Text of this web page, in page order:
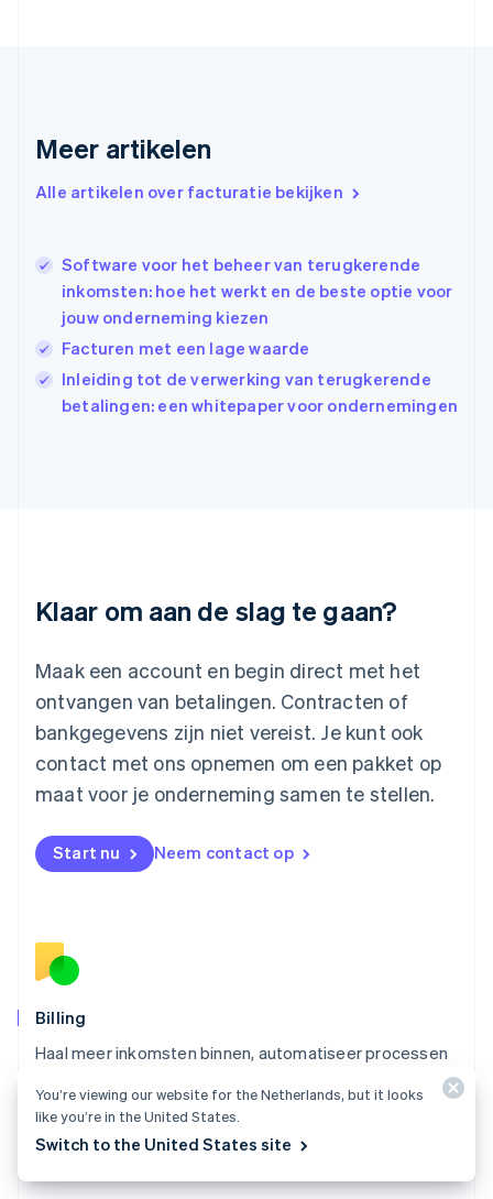
Meer artikelen
Alle artikelen over facturatie bekijken
Software voor het beheer van terugkerende
inkomsten: hoe het werkt en de beste optie voor
jouw onderneming kiezen
Facturen met een lage waarde
Inleiding tot de verwerking van terugkerende
betalingen: een whitepaper voor ondernemingen
Klaar om aan de slag te gaan?
Maak een account en begin direct met het
ontvangen van betalingen. Contracten of
bankgegevens zijn niet vereist. Je kunt ook
contact met ons opnemen om een pakket op
maat voor je onderneming samen te stellen.
Start nu Neem contact op
Billing
Haal meer inkomsten binnen, automatiseer processen
voor inkomstenbeheer en ontvang betalingen van over
de hele wereld.
Alles over Billing
Hongarije
Hongkong SAR, China
English
English
Italië
ItalianoEnglish
日本語English
Kroatië
FrançaisDeutschEnglish
English
Malta
English
Mexico
Nederland
NederlandsEnglish
English
Noorwegen
English
Portugal
Português
English
English简体中文
Slovenië
English Italiano
Slowakije
You’re viewing our website for the Netherlands, but it looks
like you’re in the United States.
Switch to the United States site